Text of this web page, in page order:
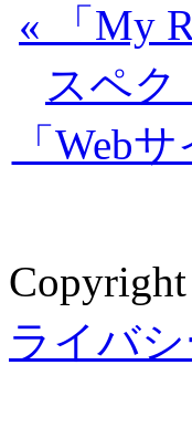
« 「My
スペ
「Web
ライバ